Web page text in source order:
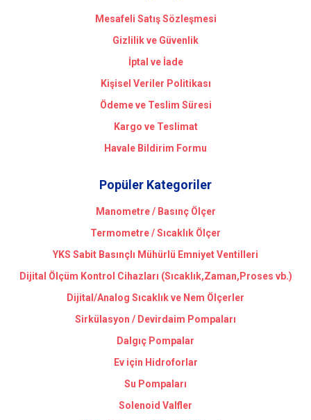
Mesafeli Satış Sözleşmesi
Gizlilik ve Güvenlik
İptal ve İade
Kişisel Veriler Politikası
Ödeme ve Teslim Süresi
Kargo ve Teslimat
Havale Bildirim Formu
Popüler Kategoriler
Manometre / Basınç Ölçer
Termometre / Sıcaklık Ölçer
YKS Sabit Basınçlı Mühürlü Emniyet Ventilleri
Dijital Ölçüm Kontrol Cihazları (Sıcaklık,Zaman,Proses vb.)
Dijital/Analog Sıcaklık ve Nem Ölçerler
Sirkülasyon / Devirdaim Pompaları
Dalgıç Pompalar
Ev için Hidroforlar
Su Pompaları
Solenoid Valfler